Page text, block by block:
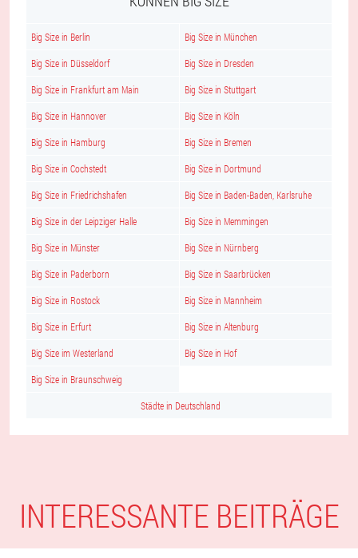
Big Size in Berlin Big Size in München
Big Size in Düsseldorf Big Size in Dresden
Big Size in Frankfurt am Main Big Size in Stuttgart
Big Size in Hannover Big Size in Köln
Big Size in Hamburg Big Size in Bremen
Big Size in Cochstedt Big Size in Dortmund
Big Size in Friedrichshafen Big Size in Baden-Baden, Karlsruhe
Big Size in der Leipziger Halle Big Size in Memmingen
Big Size in Münster Big Size in Nürnberg
Big Size in Paderborn Big Size in Saarbrücken
Big Size in Rostock Big Size in Mannheim
Big Size in Erfurt Big Size in Altenburg
Big Size im Westerland Big Size in Hof
Big Size in Braunschweig
Städte in Deutschland
INTERESSANTE BEITRÄGE